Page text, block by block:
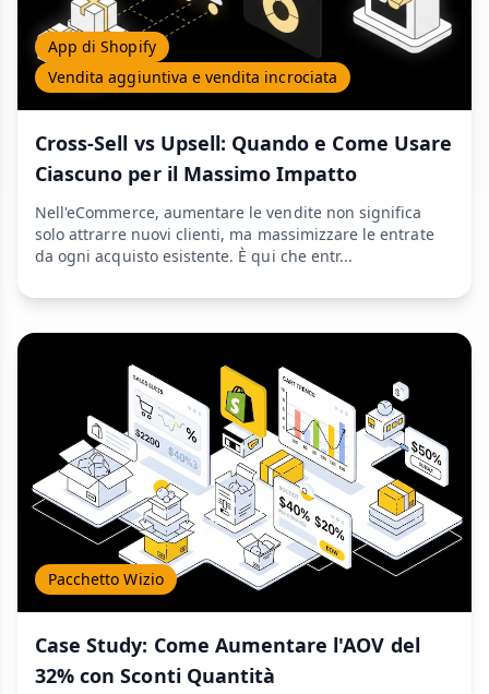
App di Shopify
Vendita aggiuntiva e vendita incrociata
Cross-Sell vs Upsell: Quando e Come Usare
Ciascuno per il Massimo Impatto
Nell'eCommerce, aumentare le vendite non significa
solo attrarre nuovi clienti, ma massimizzare le entrate
da ogni acquisto esistente. È qui che entr...
Pacchetto Wizio
Case Study: Come Aumentare l'AOV del
32% con Sconti Quantità